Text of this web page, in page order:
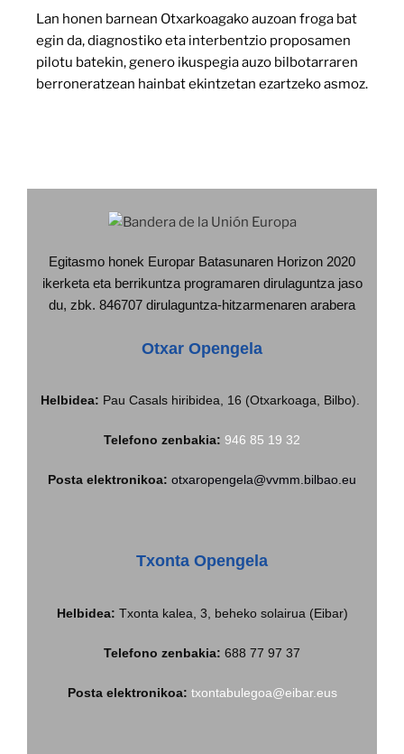
Lan honen barnean Otxarkoagako auzoan froga bat
egin da, diagnostiko eta interbentzio proposamen
pilotu batekin, genero ikuspegia auzo bilbotarraren
berroneratzean hainbat ekintzetan ezartzeko asmoz.
Egitasmo honek Europar Batasunaren Horizon 2020
ikerketa eta berrikuntza programaren dirulaguntza jaso
du, zbk. 846707 dirulaguntza-hitzarmenaren arabera
Otxar Opengela
Helbidea: Pau Casals hiribidea, 16 (Otxarkoaga, Bilbo).
Telefono zenbakia: 946 85 19 32
Posta elektronikoa: otxaropengela@vvmm.bilbao.eu
Txonta Opengela
Helbidea: Txonta kalea, 3, beheko solairua (Eibar)
Telefono zenbakia: 688 77 97 37
Posta elektronikoa: txontabulegoa@eibar.eus